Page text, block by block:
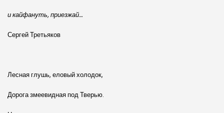
и кайфануть, приезжай…
Сергей Третьяков
Лесная глушь, еловый холодок,
Дорога змеевидная под Тверью.